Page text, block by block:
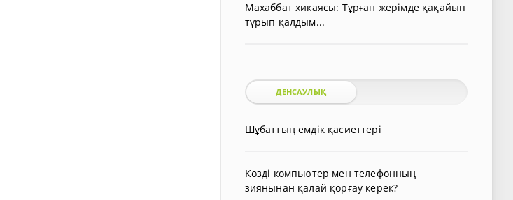
Махаббат хикаясы: Тұрған жерімде қақайып
тұрып қалдым...
ДЕНСАУЛЫҚ
Шұбаттың емдік қасиеттері
Көзді компьютер мен телефонның
зиянынан қалай қорғау керек?